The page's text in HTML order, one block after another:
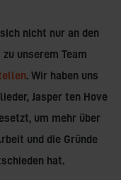
nicht nur an den
unserem Team
. Wir haben uns
Jasper ten Hove
um mehr über
und die Gründe
hat.